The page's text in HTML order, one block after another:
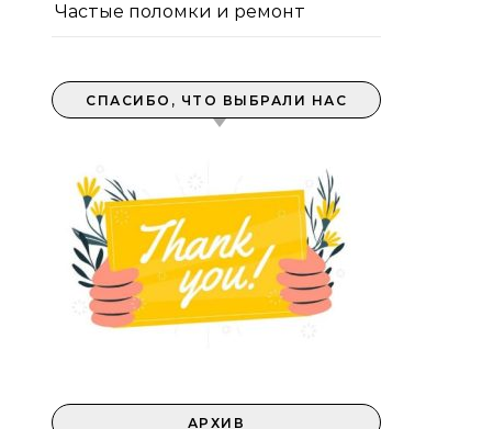
Частые поломки и ремонт
СПАСИБО, ЧТО ВЫБРАЛИ НАС
АРХИВ